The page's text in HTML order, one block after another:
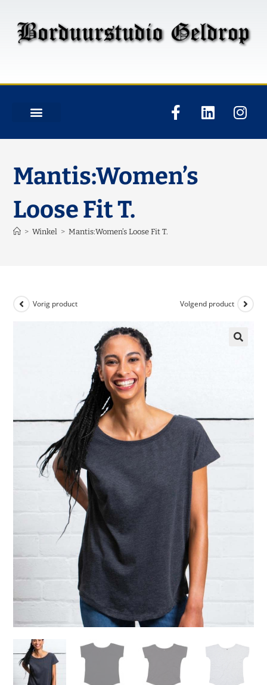
Mantis:Women’s
Loose Fit T.
> Winkel > Mantis:Women’s Loose Fit T.
Vorig product Volgend product